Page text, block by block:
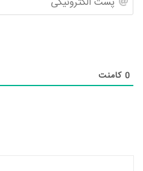
0 کامنت